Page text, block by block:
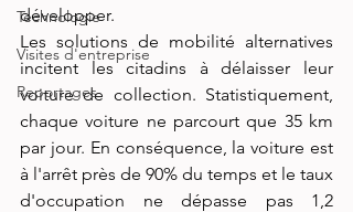
Technologie
Visites d'entreprise
Reportages
développer.
Les solutions de mobilité alternatives
incitent les citadins à délaisser leur
voiture de collection. Statistiquement,
chaque voiture ne parcourt que 35 km
par jour. En conséquence, la voiture est
à l'arrêt près de 90% du temps et le taux
d'occupation ne dépasse pas 1,2